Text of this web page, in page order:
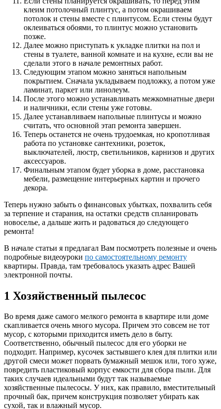
клеим потолочный плинтус, а потом окрашиваем
потолок и стены вместе с плинтусом. Если стены будут
оклеиваться обоями, то плинтус можно установить
позже.
Далее можно приступать к укладке плитки на пол и
стены в туалете, ванной комнате и на кухне, если вы не
сделали этого в начале ремонтных работ.
Следующим этапом можно заняться напольным
покрытием. Сначала укладываем подложку, а потом уже
ламинат, паркет или линолеум.
После этого можно устанавливать межкомнатные двери
и наличники, если стены уже готовы.
Далее устанавливаем напольные плинтусы и можно
считать, что основной этап ремонта завершен.
Теперь останется не очень трудоемкая, но кропотливая
работа по установке сантехники, розеток,
выключателей, люстр, светильников, карнизов и других
аксессуаров.
Финальным этапом будет уборка в доме, расстановка
мебели, размещение интерьерных картин и прочего
декора.
Теперь нужно забыть о финансовых убытках, похвалить себя
за терпение и старания, на остатки средств спланировать
новоселье, а дальше жить и радоваться до следующего
ремонта!
В начале статьи я предлагал Вам посмотреть полезные и очень
подробные видеоуроки по самостоятельному ремонту
квартиры. Правда, там требовалось указать адрес Вашей
электронной почты.
1 Хозяйственный пылесос
Во время даже самого мелкого ремонта в квартире или доме
скапливается очень много мусора. Причем это совсем не тот
мусор, с которыми приходится иметь дело в быту.
Соответственно, обычный пылесос для его уборки не
подходит. Например, кусочек застывшего клея для плитки или
другой смеси может порвать бумажный мешок или, того хуже,
повредить пластиковый корпус емкости для сбора пыли. Для
таких случаев идеальными будут так называемые
хозяйственные пылесосы. У них, как правило, вместительный
прочный бак, причем конструкция позволяет убирать как
сухой, так и влажный мусор.